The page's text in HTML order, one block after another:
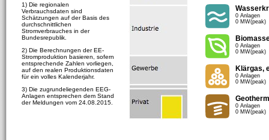
1) Die regionalen
Verbrauchsdaten sind
Schätzungen auf der Basis des
durchschnittlichen
Stromverbrauches in der
Bundesrepublik.
2) Die Berechnungen der EE-
Stromproduktion basieren, sofern
entsprechende Zahlen vorliegen,
auf den realen Produktionsdaten
für ein volles Kalenderjahr.
3) Die zugrundeliegenden EEG-
Anlagen entsprechen dem Stand
der Meldungen vom 24.08.2015.
0 Anlagen
0 MW(peak)
0 Anlagen
0 MW(peak)
Klärgas,
0 Anlagen
0 MW(peak)
0 Anlagen
0 MW(peak)